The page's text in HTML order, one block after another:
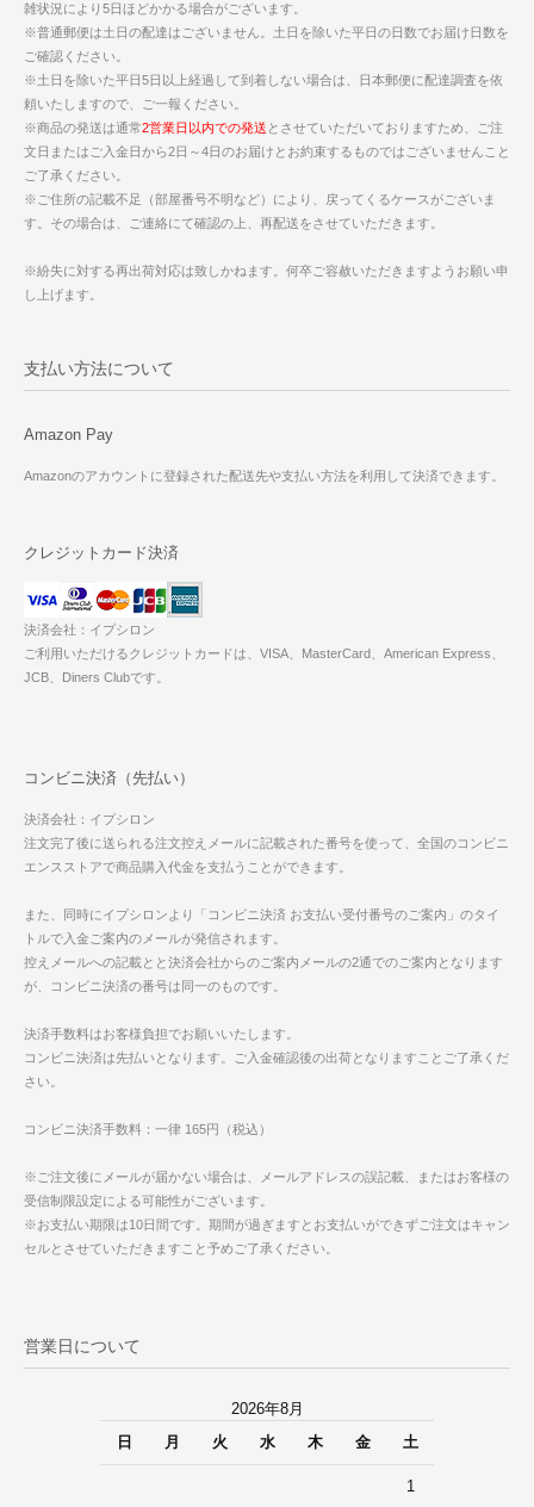
雑状況により5日ほどかかる場合がございます。
※普通郵便は土日の配達はございません。土日を除いた平日の日数でお届け日数を
ご確認ください。
※土日を除いた平日5日以上経過して到着しない場合は、日本郵便に配達調査を依
頼いたしますので、ご一報ください。
※商品の発送は通常2営業日以内での発送 とさせていただいておりますため、ご注
文日またはご入金日から2日～4日のお届けとお約束するものではございませんこと
ご了承ください。
※ご住所の記載不足（部屋番号不明など）により、戻ってくるケースがございま
す。その場合は、ご連絡にて確認の上、再配送をさせていただきます。
※紛失に対する再出荷対応は致しかねます。何卒ご容赦いただきますようお願い申
し上げます。
支払い方法について
Amazon Pay
Amazonのアカウントに登録された配送先や支払い方法を利用して決済できます。
クレジットカード決済
決済会社：イプシロン
ご利用いただけるクレジットカードは、VISA、MasterCard、American Express、
JCB、Diners Clubです。
コンビニ決済（先払い）
決済会社：イプシロン
注文完了後に送られる注文控えメールに記載された番号を使って、全国のコンビニ
エンスストアで商品購入代金を支払うことができます。
また、同時にイプシロンより「コンビニ決済 お支払い受付番号のご案内」のタイ
トルで入金ご案内のメールが発信されます。
控えメールへの記載とと決済会社からのご案内メールの2通でのご案内となります
が、コンビニ決済の番号は同一のものです。
決済手数料はお客様負担でお願いいたします。
コンビニ決済は先払いとなります。ご入金確認後の出荷となりますことご了承くだ
さい。
コンビニ決済手数料：一律 165円（税込）
※ご注文後にメールが届かない場合は、メールアドレスの誤記載、またはお客様の
受信制限設定による可能性がございます。
※お支払い期限は10日間です。期間が過ぎますとお支払いができずご注文はキャン
セルとさせていただきますこと予めご了承ください。
営業日について
2026年8月
日
月 火 水 木 金 土
1